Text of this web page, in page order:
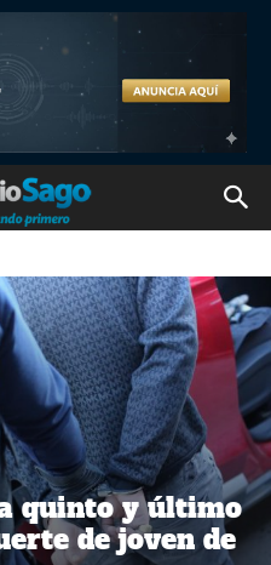
quinto y último
de joven de